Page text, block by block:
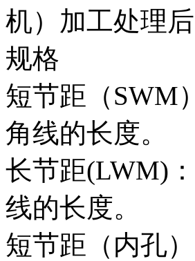
机）加工处理
规格
短节距（SWM
角线的长度。
长节距(LWM)
线的长度。
短节距（内孔